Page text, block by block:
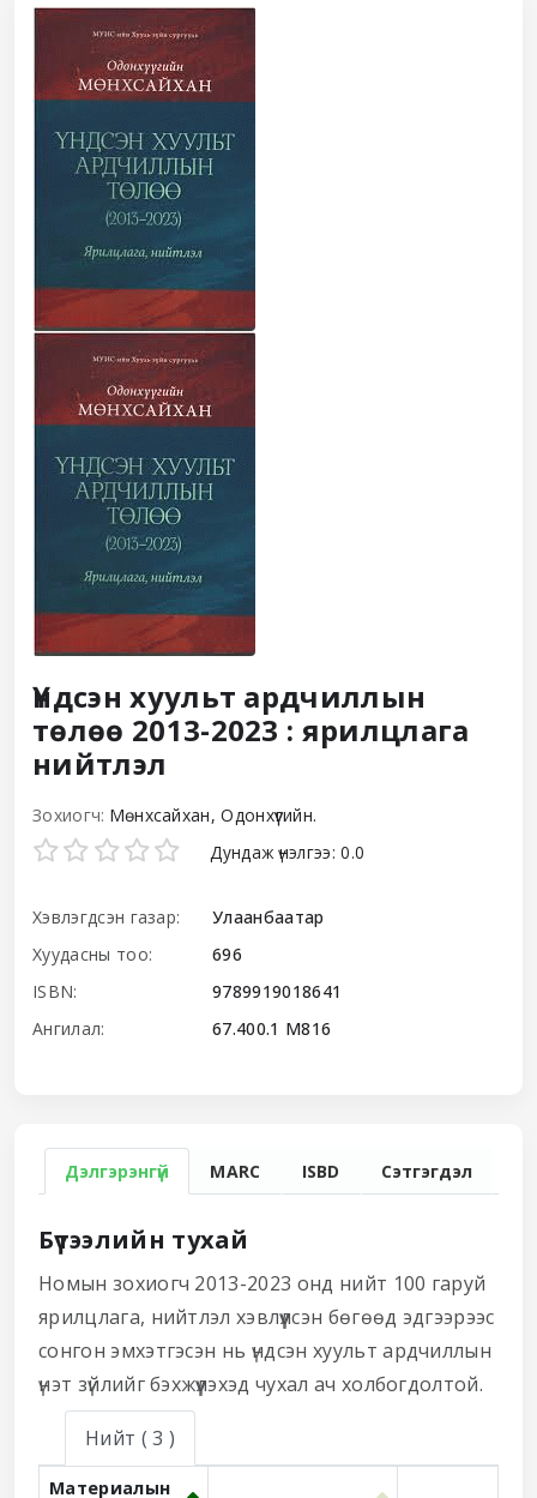
Үндсэн хуульт ардчиллын
төлөө 2013-2023 : ярилцлага
нийтлэл
Зохиогч: Мөнхсайхан, Одонхүүгийн.
Star ratings Дундаж үнэлгээ: 0.0
Хэвлэгдсэн газар:
Улаанбаатар
Хуудасны тоо:
696
ISBN:
9789919018641
Ангилал:
67.400.1 М816
Дэлгэрэнгүй MARC ISBD Сэтгэгдэл
Бүтээлийн тухай
Номын зохиогч 2013-2023 онд нийт 100 гаруй
ярилцлага, нийтлэл хэвлүүлсэн бөгөөд эдгээрээс
сонгон эмхэтгэсэн нь үндсэн хуульт ардчиллын
үнэт зүйлийг бэхжүүлэхэд чухал ач холбогдолтой.
Нийт ( 3 )
Материалын